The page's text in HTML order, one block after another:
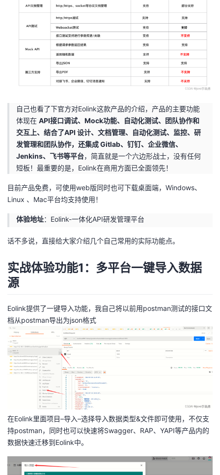
课
的
我
验
收
藏
术
云
议
自己也看了下官方对Eolink这款产品的介绍，产品的主要功能
体现在 API接口调试、Mock功能、自动化测试、团队协作和
交互上、结合了API 设计、文档管理、自动化测试、监控、研
发管理和团队协作，还集成 Gitlab、钉钉、企业微信、
Jenkins、飞书等平台，简直就是一个六边形战士，没有任何
短板！最重要的是，Eolink在商用方面已全面领先！
目前产品免费，可使用web版同时也可下载桌面端，Windows、
Linux 、Mac平台均支持使用！
体验地址： Eolink-一体化API研发管理平台
话不多说，直接给大家介绍几个自己常用的实际功能点。
实战体验功能1：多平台一键导入数据
源
Eolink提供了一键导入功能，我自己将以前用postman测试的接口文
档从postman导出为json格式
在Eolink里面项目–导入–选择导入数据类型&文件即可使用，不仅支
持postman，同时也可以快速将Swagger、RAP、YAPI等产品内的
数据快速迁移到Eolink中。